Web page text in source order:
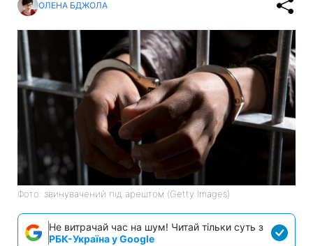
ОЛЕНА БДЖОЛА
Фото: звинувачений під арештом (Getty Images)
Не витрачай час на шум! Читай тільки суть з
РБК-Україна у Google